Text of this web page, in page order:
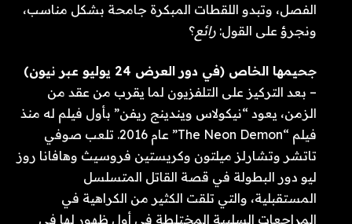
الفصل، وتبدو اللقطات المبكرة جامحة بشكل مناسب،
ونجرؤ على القول: رائع؟
جحيمها الخاص (في دور العرض 24 يوليو عبر نيون)
– بعد التركيز على التلفزيون لما يقرب من عقد من
الزمن، يعود “نيكولاس ويندينج ريفن” بأول فيلم له منذ
فيلم “The Neon Demon” عام 2016. تلعب صوفي
تاتشر وتشارلز ميلتون وكريستين فروسيث وهافانا روز
ليو دور البطولة في قصة القاتل المتسلسل
المستقبلية، والتي تلقت الكثير من الكراهية في
المراجعات السلبية المختلطة في أول ظهور لها في